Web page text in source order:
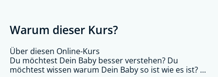
Warum dieser Kurs?
Über diesen Online-Kurs
Du möchtest Dein Baby besser verstehen? Du
möchtest wissen warum Dein Baby so ist wie es ist? …